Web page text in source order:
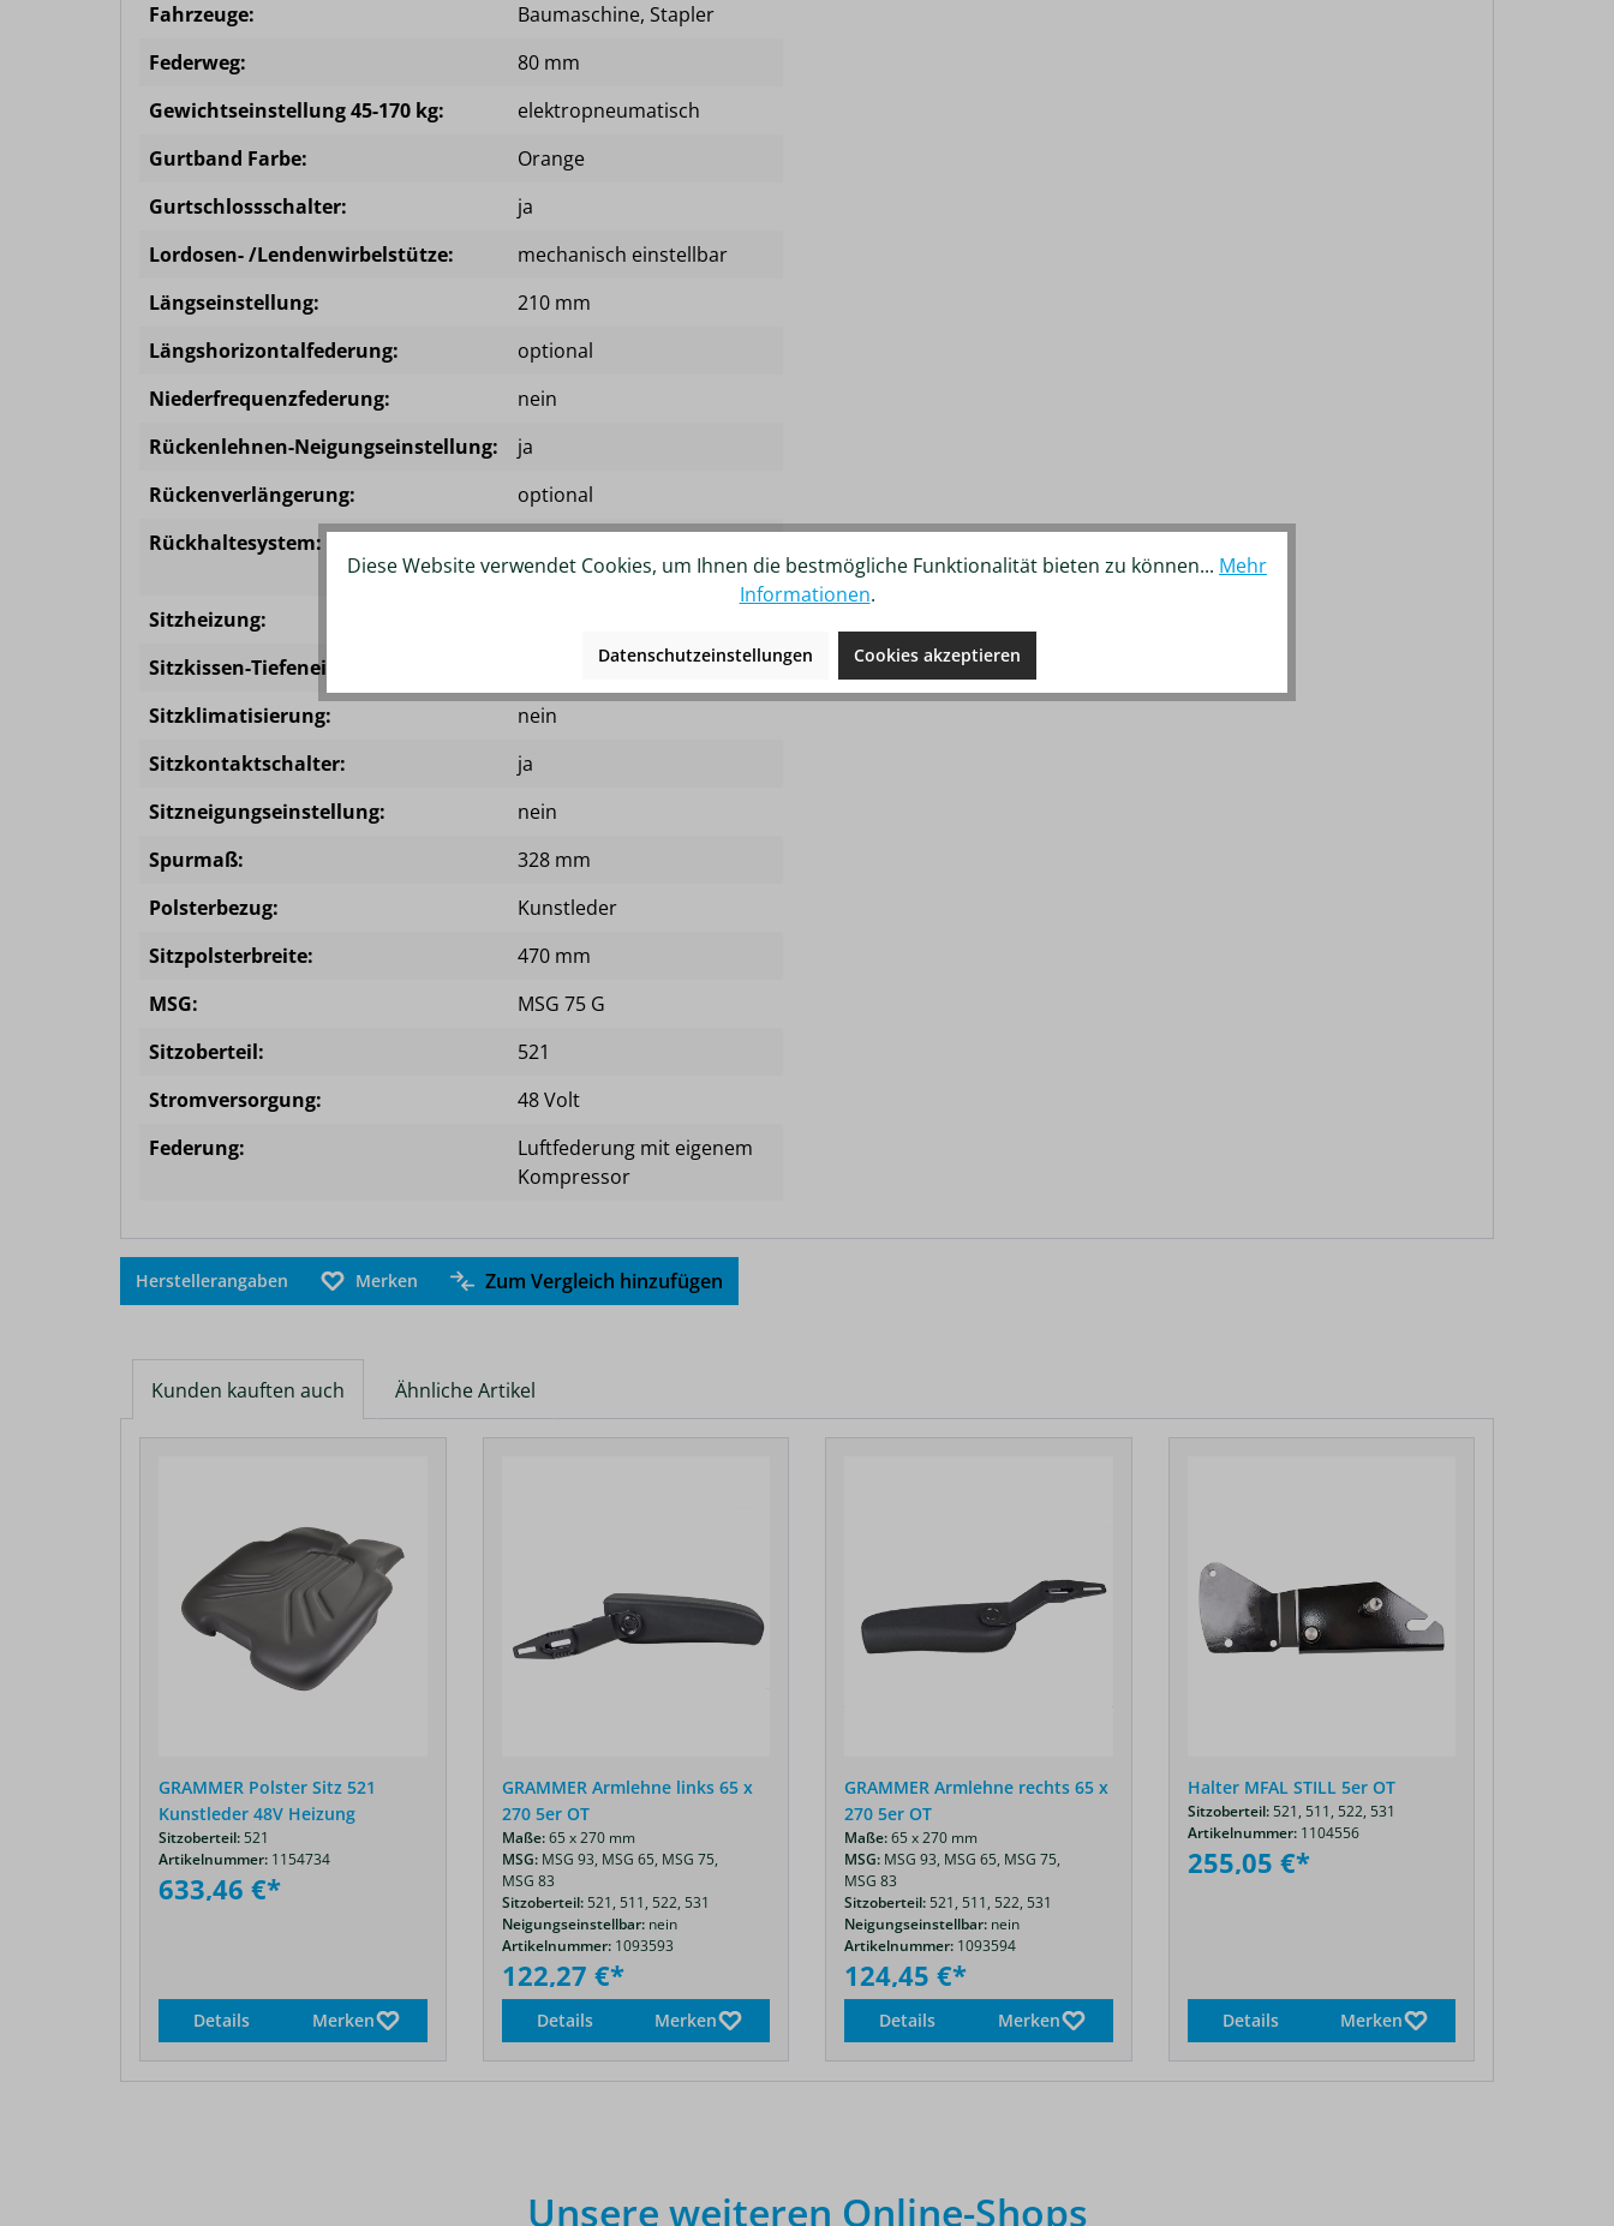
Fahrzeuge:
Baumaschine, Stapler
Federweg:
80 mm
Gewichtseinstellung 45-170 kg:
elektropneumatisch
Gurtband Farbe:
Orange
Gurtschlossschalter:
ja
Lordosen- /Lendenwirbelstütze:
mechanisch einstellbar
Längseinstellung:
210 mm
Längshorizontalfederung:
optional
Niederfrequenzfederung:
nein
Rückenlehnen-Neigungseinstellung:
ja
Rückenverlängerung:
optional
Rückhaltesystem:
Duo Sensitiv
Sitzheizung:
Sitzkissen-Tiefeneinstellung:
Sitzklimatisierung:
nein
Sitzkontaktschalter:
ja
Sitzneigungseinstellung:
nein
Spurmaß:
328 mm
Polsterbezug:
Kunstleder
Sitzpolsterbreite:
470 mm
MSG:
MSG 75 G
Sitzoberteil:
521
Stromversorgung:
48 Volt
Federung:
Luftfederung mit eigenem
Kompressor
Herstellerangaben Merken Zum Vergleich hinzufügen
Kunden kauften auch Ähnliche Artikel
GRAMMER Polster Sitz 521
Kunstleder 48V Heizung
Sitzoberteil:521
Artikelnummer: 1154734
633,46 €*
Details Merken
GRAMMER Armlehne links 65 x
270 5er OT
Maße: 65 x 270 mm
MSG: MSG 93, MSG 65, MSG 75,
MSG 83
Sitzoberteil: 521, 511, 522, 531
Neigungseinstellbar: nein
Artikelnummer: 1093593
122,27 €*
Details Merken
GRAMMER Armlehne rechts 65 x
270 5er OT
Maße:65 x 270 mm
MSG: MSG 93, MSG 65, MSG 75,
MSG 83
Sitzoberteil:521, 511, 522, 531
Neigungseinstellbar: nein
Artikelnummer: 1093594
124,45 €*
Details Merken
Halter MFAL STILL 5er OT
Sitzoberteil: 521, 511, 522, 531
Artikelnummer: 1104556
255,05 €*
Details Merken
Unsere weiteren Online-Shops
Diese Website verwendet Cookies, um Ihnen die bestmögliche Funktionalität bieten zu können... Mehr
Informationen.
Datenschutzeinstellungen Cookies akzeptieren